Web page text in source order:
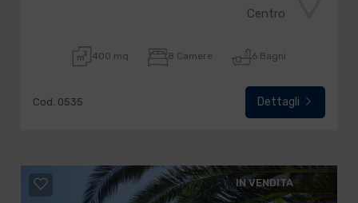
Centro
400 mq 8 Camere 6 Bagni
Cod. 0535 Dettagli
IN VENDITA